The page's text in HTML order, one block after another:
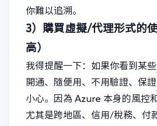
你難以追溯。
3）購買虛擬/代理形式的
高）
我得提醒一下：如果你看到某
開通、隨便用、不用驗證、保
小心。因為 Azure 本身的風控
尤其是跨地區、信用/稅務、付